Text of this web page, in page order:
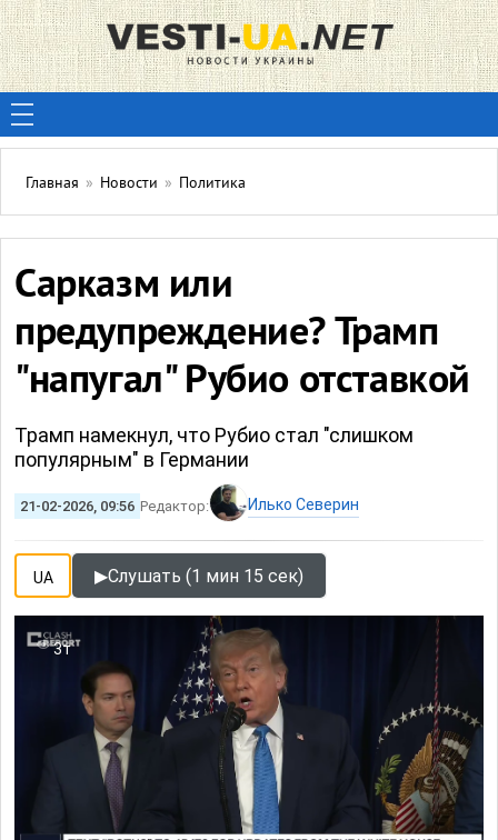
Главная » Новости » Политика
Сарказм или
предупреждение? Трамп
"напугал" Рубио отставкой
Трамп намекнул, что Рубио стал "слишком
популярным" в Германии
21-02-2026, 09:56 Редактор: Илько Северин
UA ▶Слушать (1 мин 15 сек)
3т